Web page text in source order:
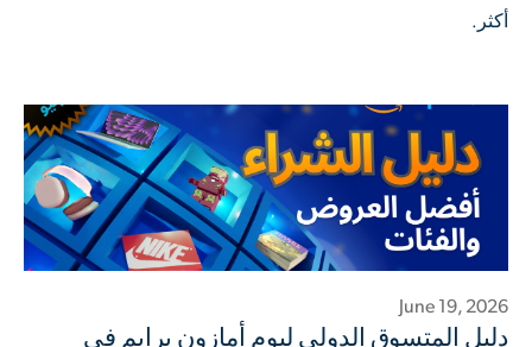
أكثر.
June 19, 2026
دليل المتسوق الدولي ليوم أمازون برايم في